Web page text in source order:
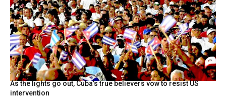
As the lights go out, Cuba’s true believers vow to resist US
intervention